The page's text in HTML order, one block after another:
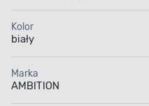
Kolor
biały
Marka
AMBITION